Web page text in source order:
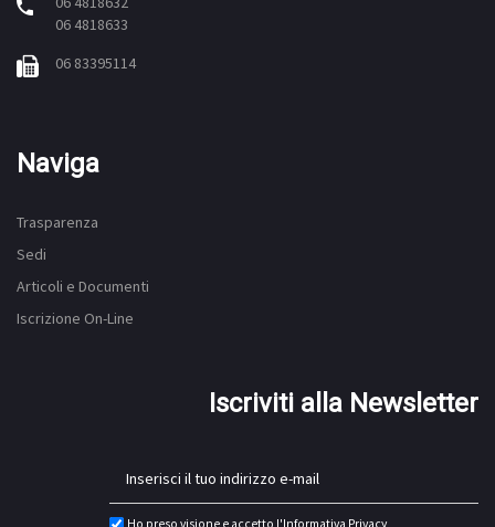
06 4818633
06 83395114
Naviga
Trasparenza
Sedi
Articoli e Documenti
Iscrizione On-Line
Iscriviti alla Newsletter
Ho preso visione e accetto l'Informativa Privacy